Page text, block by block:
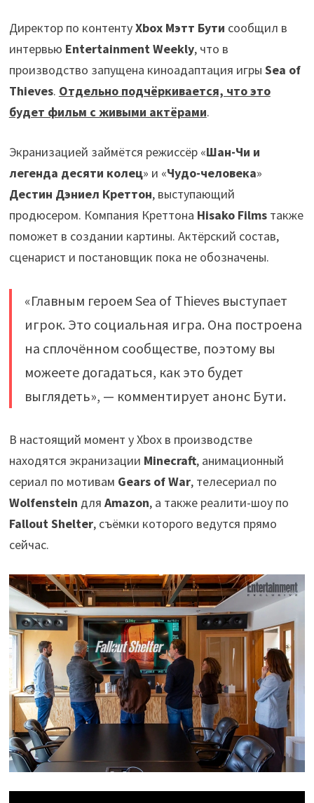
Директор по контентуXbox Мэтт Бути сообщил в
интервью Entertainment Weekly, что в
производство запущена киноадаптация игры Sea of
Thieves. Отдельно подчёркивается, что это
будет фильм с живыми актёрами.
Экранизацией займётся режиссёр «Шан-Чи и
легенда десяти колец» и «Чудо-человека»
Дестин Дэниел Креттон, выступающий
продюсером. Компания Креттона Hisako Filmsтакже
поможет в создании картины. Актёрский состав,
сценарист и постановщик пока не обозначены.
«Главным героем Sea of Thieves выступает
игрок. Это социальная игра. Она построена
на сплочённом сообществе, поэтому вы
можеете догадаться, как это будет
выглядеть», — комментирует анонс Бути.
В настоящий момент у Xbox в производстве
находятся экранизации Minecraft, анимационный
сериал по мотивам Gears of War, телесериал по
Wolfenstein для Amazon, а также реалити-шоу по
Fallout Shelter, съёмки которого ведутся прямо
сейчас.